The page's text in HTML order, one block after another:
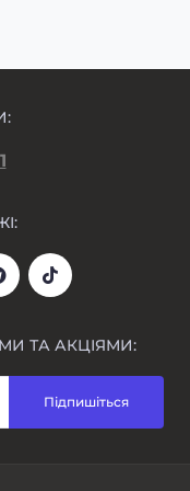
ТА АКЦІЯМИ:
Підпишіться